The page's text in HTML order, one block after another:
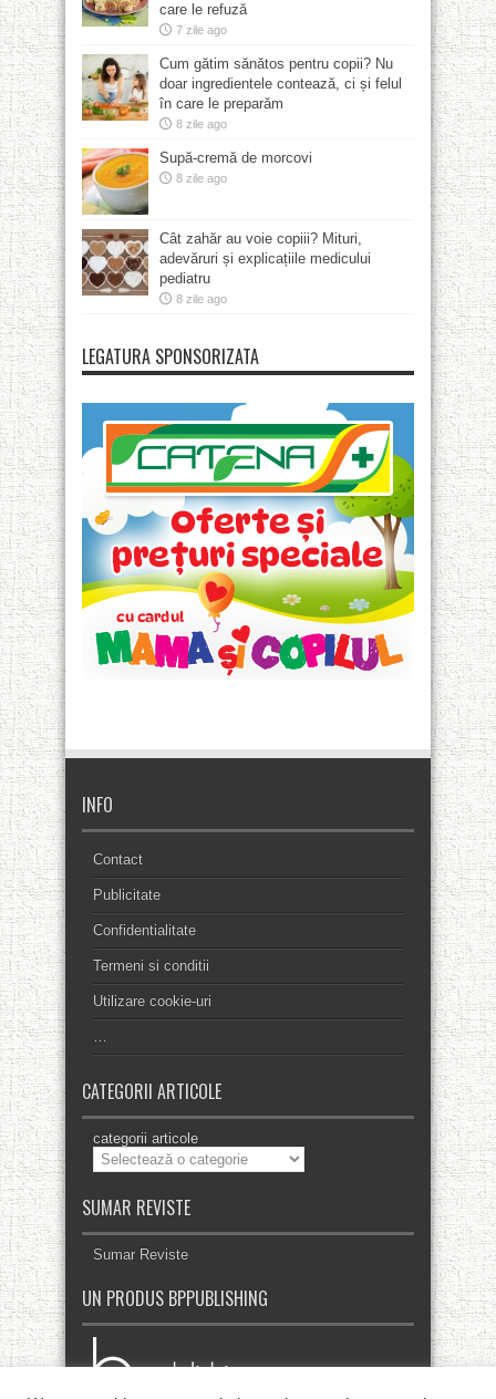
care le refuză
7 zile ago
Cum gătim sănătos pentru copii? Nu
doar ingredientele contează, ci și felul
în care le preparăm
8 zile ago
Supă-cremă de morcovi
8 zile ago
Cât zahăr au voie copiii? Mituri,
adevăruri și explicațiile medicului
pediatru
8 zile ago
LEGATURA SPONSORIZATA
INFO
Contact
Publicitate
Confidentialitate
Termeni si conditii
Utilizare cookie-uri
…
CATEGORII ARTICOLE
categorii articole
SUMAR REVISTE
Sumar Reviste
UN PRODUS BPPUBLISHING